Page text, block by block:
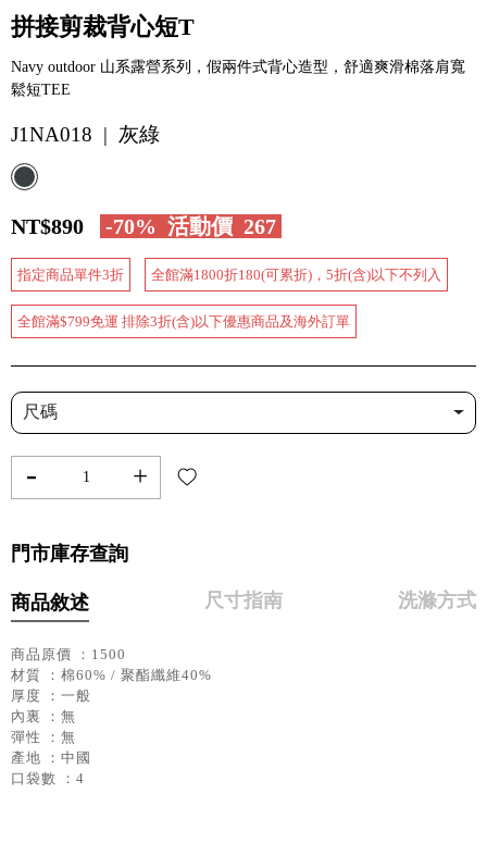
拼接剪裁背心短T
Navy outdoor 山系露營系列，假兩件式背心造型，舒適爽滑棉落肩寬
鬆短TEE
J1NA018 | 灰綠
NT$890 -70% 活動價 267
指定商品單件3折 全館滿1800折180(可累折)，5折(含)以下不列入
全館滿$799免運 排除3折(含)以下優惠商品及海外訂單
尺碼
- +
門市庫存查詢
商品敘述 尺寸指南 洗滌方式
商品原價 ：1500
材質 ：棉60% / 聚酯纖維40%
厚度 ：一般
內裏 ：無
彈性 ：無
產地 ：中國
口袋數 ：4